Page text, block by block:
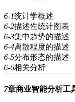
6-1统计学概述
6-2描述性统计图表
6-3集中趋势的描述
6-4离散程度的描述
6-5分布形态的描述
6-6相关分析
7章商业智能分析工